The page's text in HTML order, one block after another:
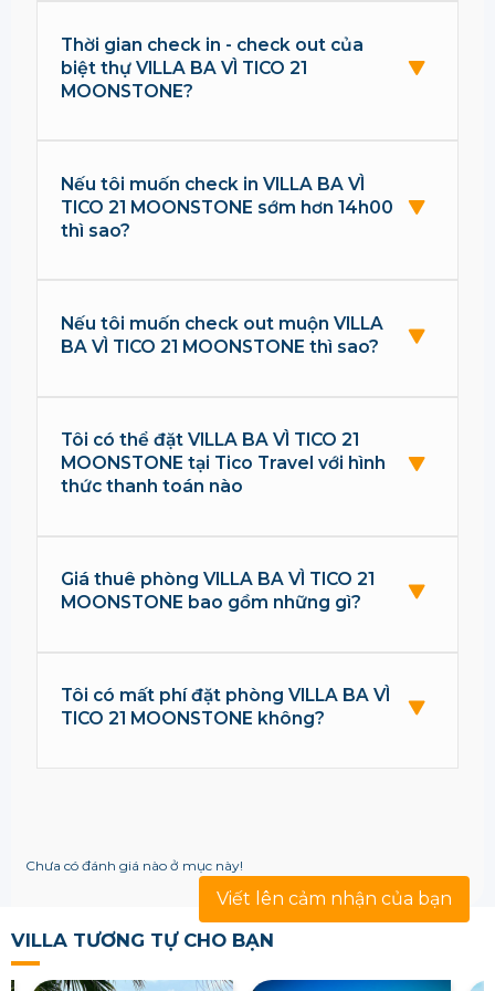
Thời gian check in - check out của
biệt thự VILLA BA VÌ TICO 21
MOONSTONE?
Nếu tôi muốn check in VILLA BA VÌ
TICO 21 MOONSTONE sớm hơn 14h00
thì sao?
Nếu tôi muốn check out muộn VILLA
BA VÌ TICO 21 MOONSTONE thì sao?
Tôi có thể đặt VILLA BA VÌ TICO 21
MOONSTONE tại Tico Travel với hình
thức thanh toán nào
Giá thuê phòng VILLA BA VÌ TICO 21
MOONSTONE bao gồm những gì?
Tôi có mất phí đặt phòng VILLA BA VÌ
TICO 21 MOONSTONE không?
Viết lên cảm nhận của bạn
Chưa có đánh giá nào ở mục này!
VILLA TƯƠNG TỰ CHO BẠN